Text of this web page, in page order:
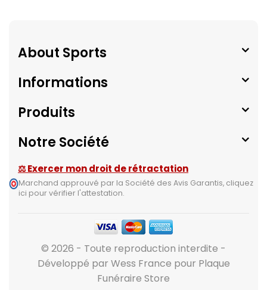
About Sports
Informations
Produits
Notre Société
⚖ Exercer mon droit de rétractation
Marchand approuvé par la Société des Avis Garantis, cliquez
ici pour vérifier l'attestation.
© 2026 - Toute reproduction interdite -
Développé par Wess France pour Plaque
Funéraire Store